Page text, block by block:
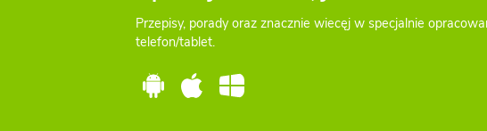
Przepisy, porady oraz znacznie wiecęj w specjalnie
telefon/tablet.